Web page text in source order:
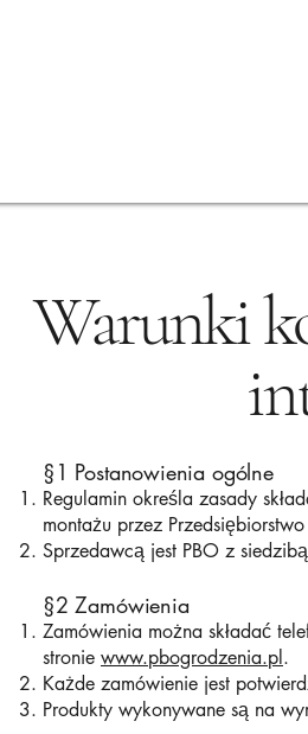
Warunki
§1 Postanowienia ogólne
Regulamin określa zasady
montażu przez
Sprzedawcą jest PBO z
§2 Zamówienia
Zamówienia można składać
stronie www.pbogrodzenia.pl .
Każde zamówienie jest
Produkty wykonywane są na